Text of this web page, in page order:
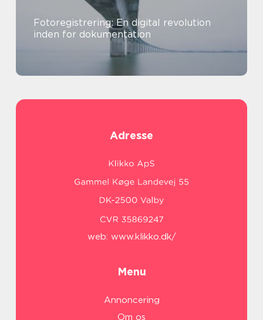
Fotoregistrering: En digital revolution
inden for dokumentation
Adresse
web: www.klikko.dk/
Menu
Annoncering
Om os